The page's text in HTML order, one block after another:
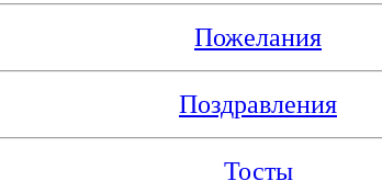
Пожелания
Поздравления
Тосты